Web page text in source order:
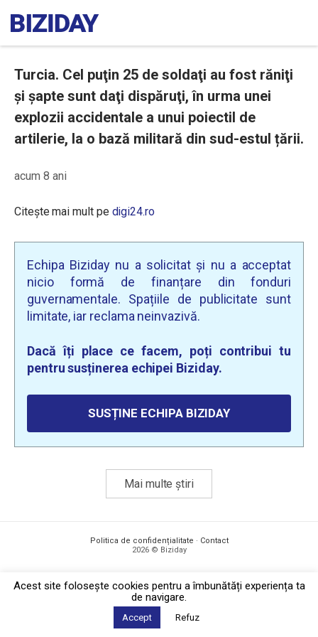
Turcia. Cel puţin 25 de soldaţi au fost răniţi
şi şapte sunt daţi dispăruţi, în urma unei
explozii accidentale a unui poiectil de
artilerie, la o bază militară din sud-estul țării.
acum 8 ani
Citește mai mult pe digi24.ro
Echipa Biziday nu a solicitat și nu a acceptat
nicio formă de finanțare din fonduri
guvernamentale. Spațiile de publicitate sunt
limitate, iar reclama neinvazivă.
Dacă îți place ce facem, poți contribui tu
pentru susținerea echipei Biziday.
SUSȚINE ECHIPA BIZIDAY
Mai multe știri
Politica de confidențialitate · Contact
2026 © Biziday
Acest site foloseşte cookies pentru a îmbunătăți experiența ta
de navigare.
Accept Refuz